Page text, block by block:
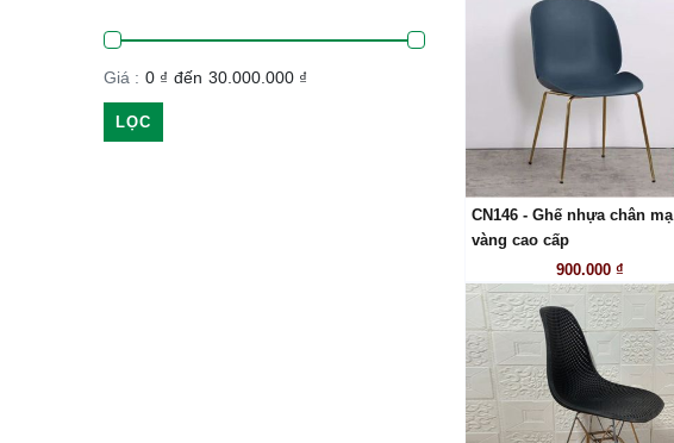
Giá : 0 ₫ đến 30.000.000 ₫
LỌC
LIÊN HỆ
CN146 - Ghế nhựa chân mạ
vàng cao cấp
900.000 ₫